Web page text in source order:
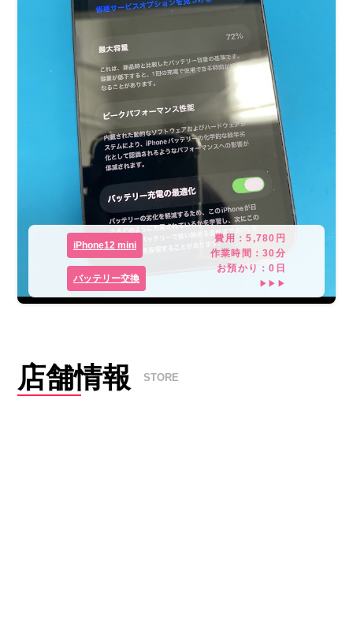
iPhone12 mini
バッテリー交換
費用：5,780 円
作業時間：30分
お預かり：0 日
▶▶▶
店舗情報 STORE